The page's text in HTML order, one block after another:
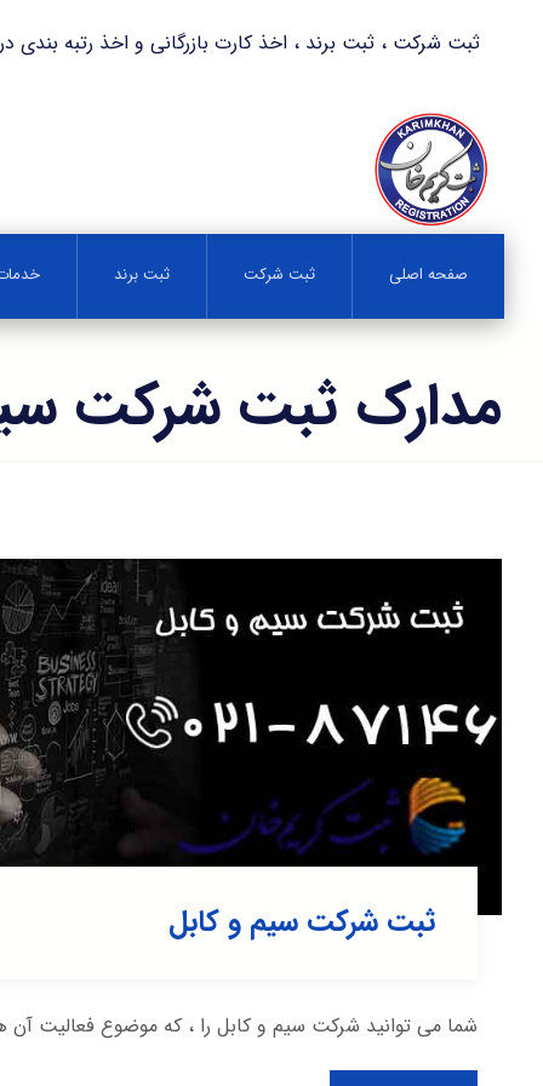
ثبت شرکت ، ثبت برند ، اخذ کارت بازرگانی و اخذ رتبه بندی در کمترین
صفحه اصلی ثبت شرکت ثبت برند
مدارک ثبت شرکت
ثبت شرکت سیم و کابل
شما می توانید شرکت سیم و کابل را ، که موضوع فعالیت آن ها ( بند ۲